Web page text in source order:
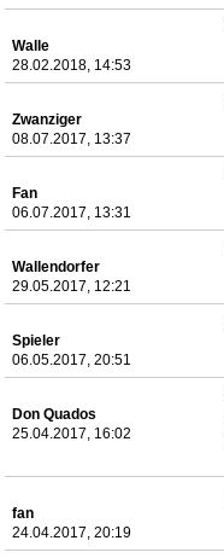
Walle
28.02.2018, 14:53
Zwanziger
08.07.2017, 13:37
Fan
06.07.2017, 13:31
Wallendorfer
29.05.2017, 12:21
Spieler
06.05.2017, 20:51
Don Quados
25.04.2017, 16:02
fan
24.04.2017, 20:19